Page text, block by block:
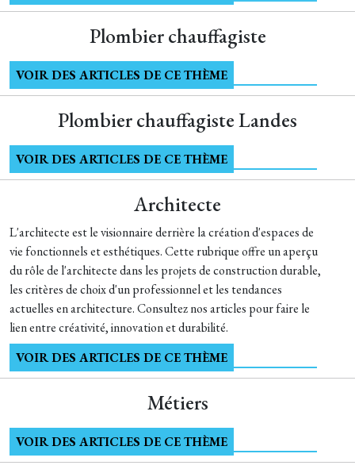
Plombier chauffagiste
VOIR DES ARTICLES DE CE THÈME
Plombier chauffagiste Landes
VOIR DES ARTICLES DE CE THÈME
Architecte
L'architecte est le visionnaire derrière la création d'espaces de
vie fonctionnels et esthétiques. Cette rubrique offre un aperçu
du rôle de l'architecte dans les projets de construction durable,
les critères de choix d'un professionnel et les tendances
actuelles en architecture. Consultez nos articles pour faire le
lien entre créativité, innovation et durabilité.
VOIR DES ARTICLES DE CE THÈME
Métiers
VOIR DES ARTICLES DE CE THÈME